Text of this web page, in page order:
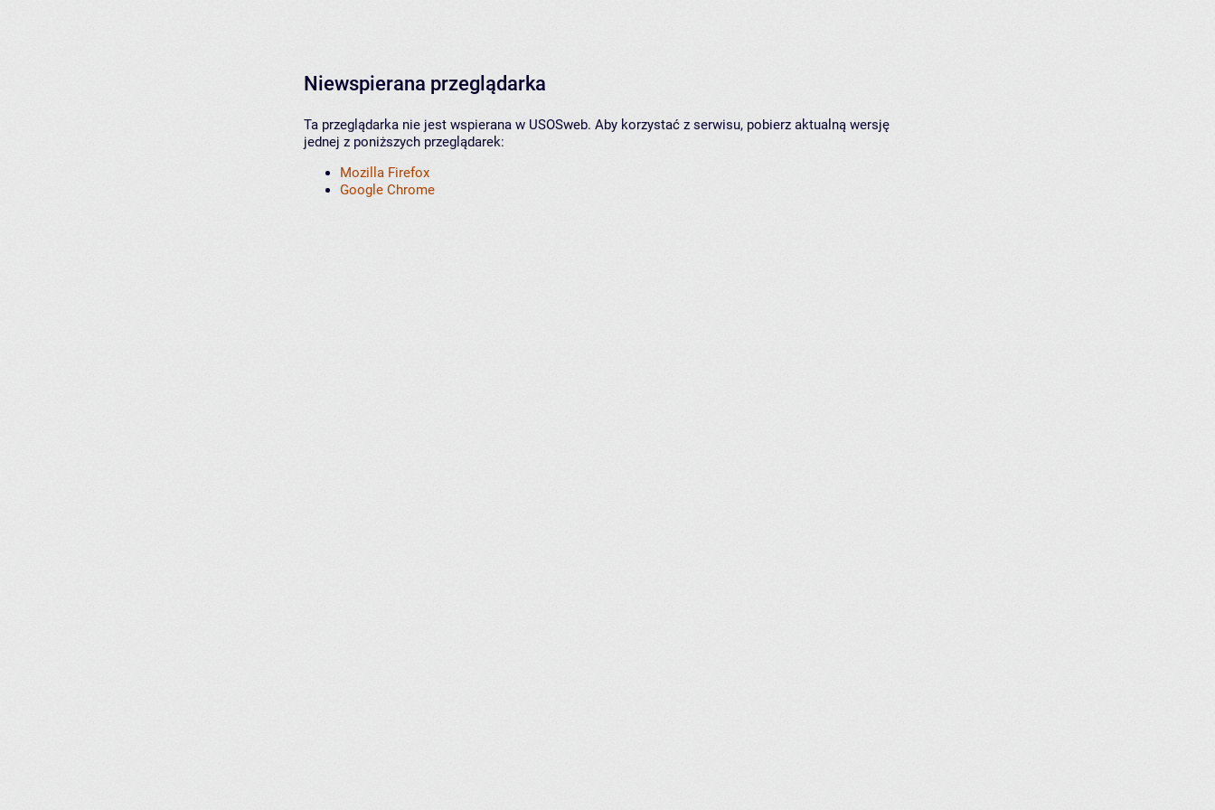
Niewspierana przeglądarka
Ta przeglądarka nie jest wspierana w USOSweb. Aby korzystać z serwisu, pobierz aktualną wersję
jednej z poniższych przeglądarek:
Mozilla Firefox
Google Chrome